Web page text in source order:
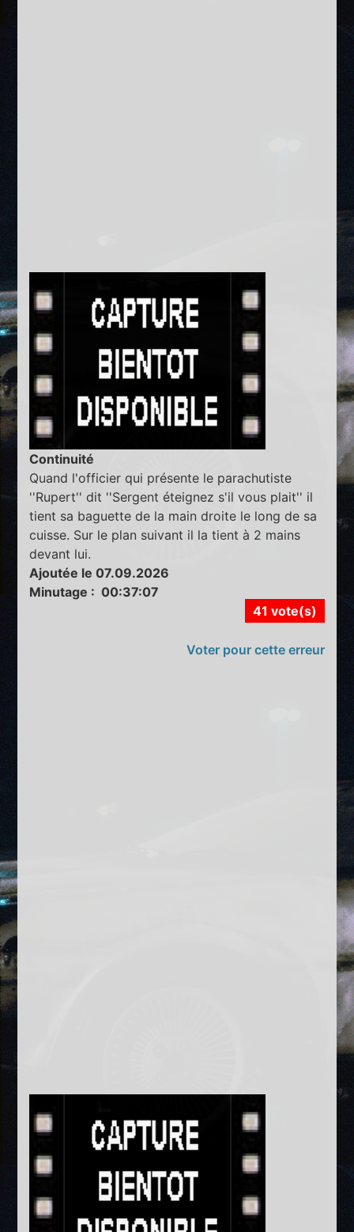
Continuité
Quand l'officier qui présente le parachutiste
''Rupert'' dit ''Sergent éteignez s'il vous plait'' il
tient sa baguette de la main droite le long de sa
cuisse. Sur le plan suivant il la tient à 2 mains
devant lui.
Ajoutée le 07.09.2026
Minutage : 00:37:07
41 vote(s)
Voter pour cette erreur